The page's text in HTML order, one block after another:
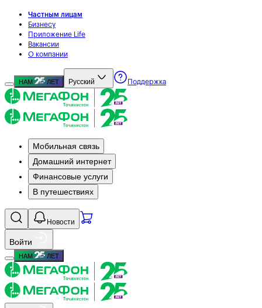
Частным лицам
Бизнесу
Приложение Life
Вакансии
О компании
НАМ ЛЕТ Русский Поддержка
Мобильная связь
Домашний интернет
Финансовые услуги
В путешествиях
Новости
Войти
НАМ ЛЕТ